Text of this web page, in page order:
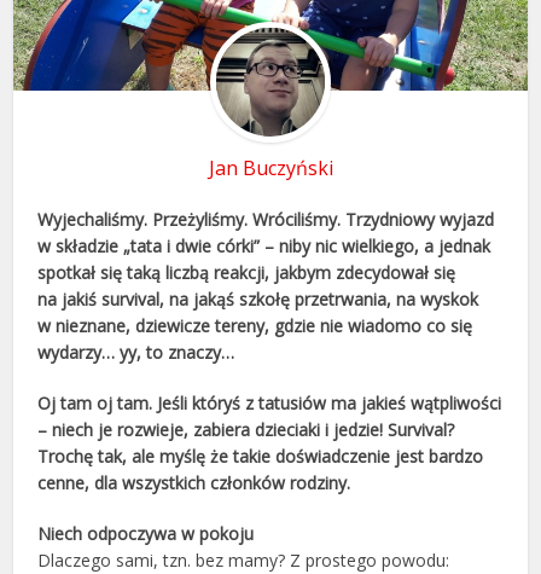
Jan Buczyński
Wyjechaliśmy. Przeżyliśmy. Wróciliśmy. Trzydniowy wyjazd
w składzie „tata i dwie córki” – niby nic wielkiego, a jednak
spotkał się taką liczbą reakcji, jakbym zdecydował się
na jakiś survival, na jakąś szkołę przetrwania, na wyskok
w nieznane, dziewicze tereny, gdzie nie wiadomo co się
wydarzy… yy, to znaczy…
Oj tam oj tam. Jeśli któryś z tatusiów ma jakieś wątpliwości
– niech je rozwieje, zabiera dzieciaki i jedzie! Survival?
Trochę tak, ale myślę że takie doświadczenie jest bardzo
cenne, dla wszystkich członków rodziny.
Niech odpoczywa w pokoju
Dlaczego sami, tzn. bez mamy? Z prostego powodu: